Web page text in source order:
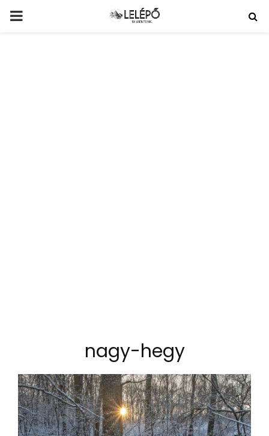
PRIMARY
nagy-hegy